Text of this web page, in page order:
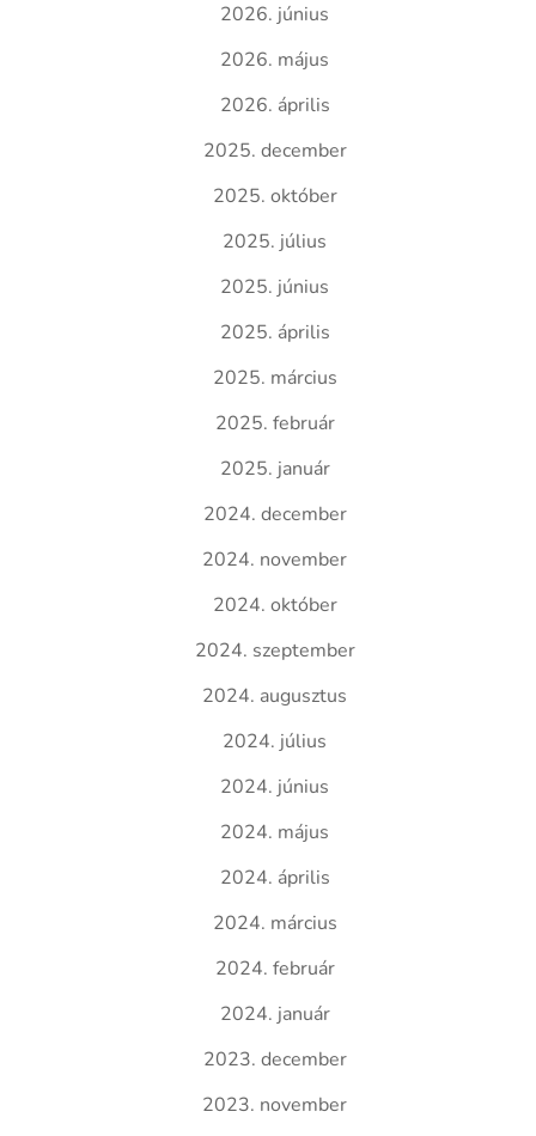
2026. június
2026. május
2026. április
2025. december
2025. október
2025. július
2025. június
2025. április
2025. március
2025. február
2025. január
2024. december
2024. november
2024. október
2024. szeptember
2024. augusztus
2024. július
2024. június
2024. május
2024. április
2024. március
2024. február
2024. január
2023. december
2023. november